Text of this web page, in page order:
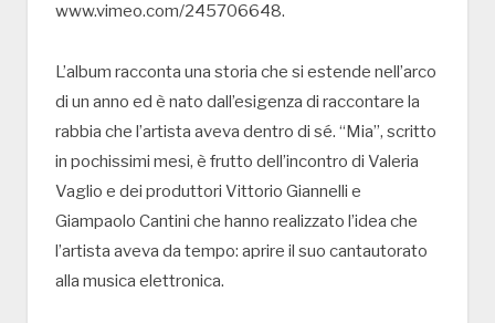
www.vimeo.com/245706648.
L’album racconta una storia che si estende nell’arco
di un anno ed è nato dall’esigenza di raccontare la
rabbia che l’artista aveva dentro di sé. “Mia”, scritto
in pochissimi mesi, è frutto dell’incontro di Valeria
Vaglio e dei produttori Vittorio Giannelli e
Giampaolo Cantini che hanno realizzato l’idea che
l’artista aveva da tempo: aprire il suo cantautorato
alla musica elettronica.